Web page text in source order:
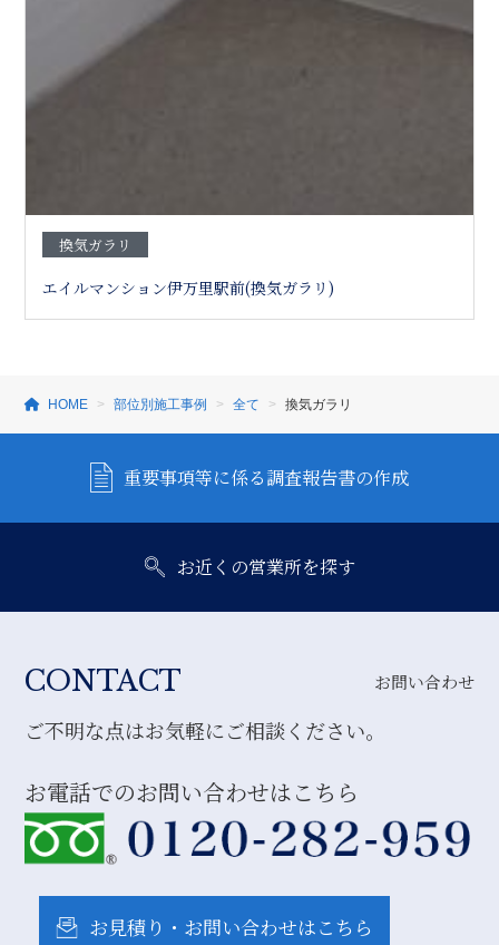
換気ガラリ
エイルマンション伊万里駅前(換気ガラリ)
HOME 部位別施工事例 全て 換気ガラリ
重要事項等に係る調査報告書の作成
お近くの営業所を探す
CONTACT お問い合わせ
ご不明な点はお気軽にご相談ください。
お電話でのお問い合わせはこちら
お見積り・お問い合わせはこちら